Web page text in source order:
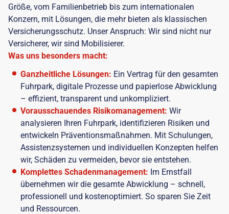
Größe, vom Familienbetrieb bis zum internationalen
Konzern, mit Lösungen, die mehr bieten als klassischen
Versicherungsschutz. Unser Anspruch: Wir sind nicht nur
Versicherer, wir sind Mobilisierer.
Was uns besonders macht:
Ganzheitliche Lösungen: Ein Vertrag für den gesamten
Fuhrpark, digitale Prozesse und papierlose Abwicklung
– effizient, transparent und unkompliziert.
Vorausschauendes Risikomanagement: Wir
analysieren Ihren Fuhrpark, identifizieren Risiken und
entwickeln Präventionsmaßnahmen. Mit Schulungen,
Assistenzsystemen und individuellen Konzepten helfen
wir, Schäden zu vermeiden, bevor sie entstehen.
Komplettes Schadenmanagement: Im Ernstfall
übernehmen wir die gesamte Abwicklung – schnell,
professionell und kostenoptimiert. So sparen Sie Zeit
und Ressourcen.